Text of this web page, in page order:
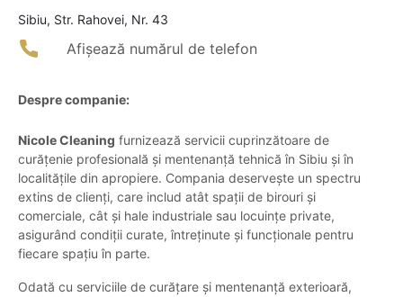
Sibiu, Str. Rahovei, Nr. 43
Afișează numărul de telefon
Despre companie:
Nicole Cleaning furnizează servicii cuprinzătoare de
curățenie profesională și mentenanță tehnică în Sibiu și în
localitățile din apropiere. Compania deservește un spectru
extins de clienți, care includ atât spații de birouri și
comerciale, cât și hale industriale sau locuințe private,
asigurând condiții curate, întreținute și funcționale pentru
fiecare spațiu în parte.
Odată cu serviciile de curățare și mentenanță exterioară,